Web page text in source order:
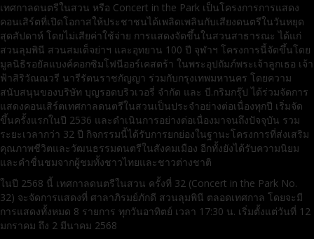
เทศกาลดนตรีในสวน หรือ Concert in the Park เป็นโครงการการแสดง
คอนเสิร์ตที่เปิดโอกาสให้ประชาชนได้เพลิดเพลินกับเสียงดนตรีในวันหยุด
สุดสัปดาห์ โดยไม่เสียค่าใช้จ่าย การแสดงจัดขึ้นในสวนสาธารณะ ได้แก่
สวนลุมพินี สวนสมเด็จย่าฯ และอุทยาน 100 ปี จุฬาฯ โครงการนี้จัดขึ้นโดย
มูลนิธิรอยัลแบงค์คอกซิมโฟนีออร์เคสตร้า ในพระอุปถัมภ์พระเจ้าลูกเธอ เจ้า
ฟ้าสิริวัณณวรี นารีรัตนราชกัญญา ร่วมกับกรุงเทพมหานคร โดยความ
สนับสนุนของบริษัท บุญรอดบริวเวอรี่ จำกัด และ บี.กริมกรุ๊ป ได้ร่วมจัดการ
แสดงคอนเสิร์ตเทศกาลดนตรีในสวนเป็นประจำอย่างต่อเนื่องทุกปี เริ่มจัด
ขึ้นครั้งแรกในปี 2536 และดำเนินการอย่างต่อเนื่องมาจนถึงปัจจุบัน รวม
ระยะเวลากว่า 32 ปี กิจกรรมนี้ได้รับการยกย่องในฐานะโครงการที่ส่งเสริม
คุณภาพชีวิตและวัฒนธรรมดนตรีในสังคมเมือง อีกทั้งยังได้รับความนิยม
และคำชื่นชมจากผู้ชมทั้งชาวไทยและชาวต่างชาติ
ในปี 2568 นี้ เทศกาลดนตรีในสวน ครั้งที่ 32 (Concert in the Park No.
32) จะจัดการแสดงที่ ศาลาภิรมย์ภักดี สวนลุมพินี ตลอดเทศกาล โดยจะมี
การแสดงทั้งหมด 8 รายการ ทุกวันอาทิตย์ เวลา 17:30 น. เริ่มตั้งแต่วันที่ 12
มกราคม ถึง 2 มีนาคม 2568